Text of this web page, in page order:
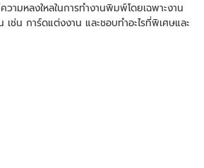
ามหลงใหลในการทำงานพิมพ์โดยเฉพาะงาน
ช่น การ์ดแต่งงาน และชอบทำอะไรที่พิเศษและ